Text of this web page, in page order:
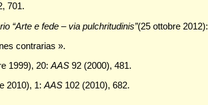
701.
“Arte e fede – via pulchritudinis”(25 ottobre 2012):
contrarias ».
1999), 20: AAS92 (2000), 481.
2010), 1: AAS102 (2010), 682.